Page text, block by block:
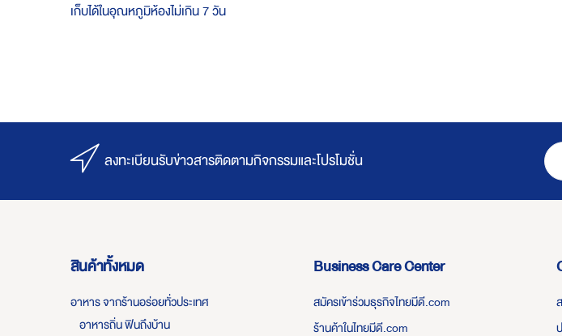
เก็บได้ในอุณหภูมิห้องไม่เกิน 7 วัน
ลงทะเบียนรับข่าวสารติดตามกิจกรรมและโปรโมชั่น
สินค้าทั้งหมด
อาหาร จากร้านอร่อยทั่วประเทศ
อาหารถิ่น ฟินถึงบ้าน
Business Care Center
สมัครเข้าร่วมธุรกิจไทยมีดี.com
ร้านค้าในไทยมีดี.com